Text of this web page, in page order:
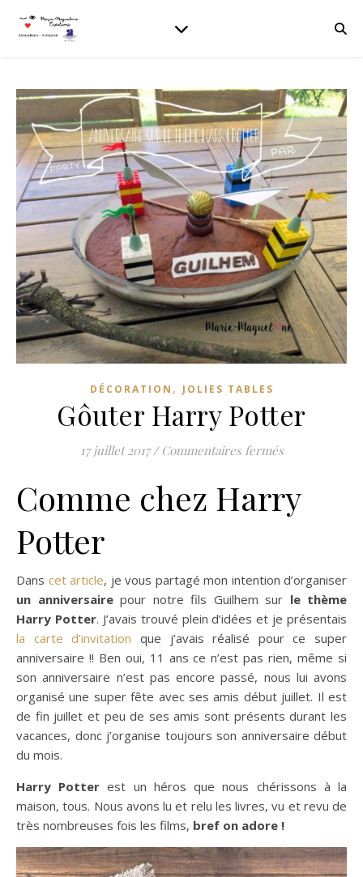
DÉCORATION , JOLIES TABLES
Gôuter Harry Potter
17 juillet 2017 / Commentaires ferméssur Gôuter
Comme chez Harry
Potter
Dans cet article, je vous partagé mon intention d’organiser
un anniversairepour notre fils Guilhem sur le thème
Harry Potter. J’avais trouvé plein d’idées et je présentais
la carte d’invitation que j’avais réalisé pour ce super
anniversaire !! Ben oui, 11 ans ce n’est pas rien, même si
son anniversaire n’est pas encore passé, nous lui avons
organisé une super fête avec ses amis début juillet. Il est
de fin juillet et peu de ses amis sont présents durant les
vacances, donc j’organise toujours son anniversaire début
du mois.
Harry Potter est un héros que nous chérissons à la
maison, tous. Nous avons lu et relu les livres, vu et revu de
très nombreuses fois les films, bref on adore !